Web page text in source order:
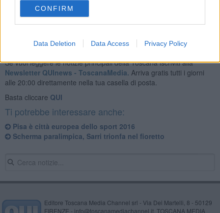
CONFIRM
Data Deletion Data Access Privacy Policy
Se vuoi leggere le notizie principali della Toscana iscriviti alla
Newsletter QUInews - ToscanaMedia. Arriva gratis tutti i giorni
alle 20:00 direttamente nella tua casella di posta.
Basta cliccare QUI
Ti potrebbe interessare anche:
Pisa è città europea dello sport 2016
Scherma paralimpica, Sarri trionfa nel fioretto
Editore Toscana Media Channel srl - Via Dei Martelli, 8 - 50129
FIRENZE - info@toscanamediachannel.it. TOSCANA MEDIA